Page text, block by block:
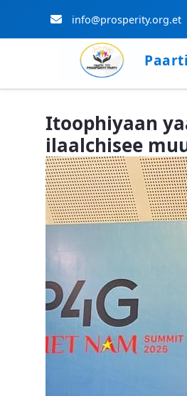
info@prosperity.org.et
Itoophiyaan
ilaalchisee